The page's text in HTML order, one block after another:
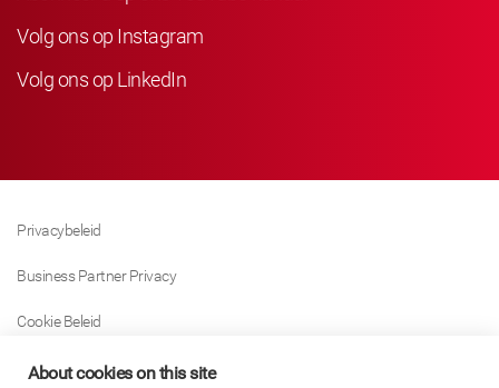
Volg ons op Instagram
Volg ons op LinkedIn
Privacybeleid
Business Partner Privacy
Cookie Beleid
Modern Slavery Act Policy
About cookies on this site